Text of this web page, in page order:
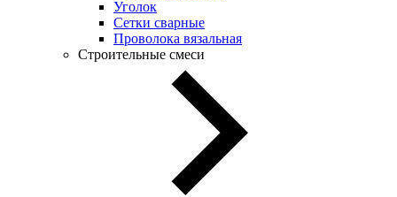
Уголок
Сетки сварные
Проволока вязальная
Строительные смеси